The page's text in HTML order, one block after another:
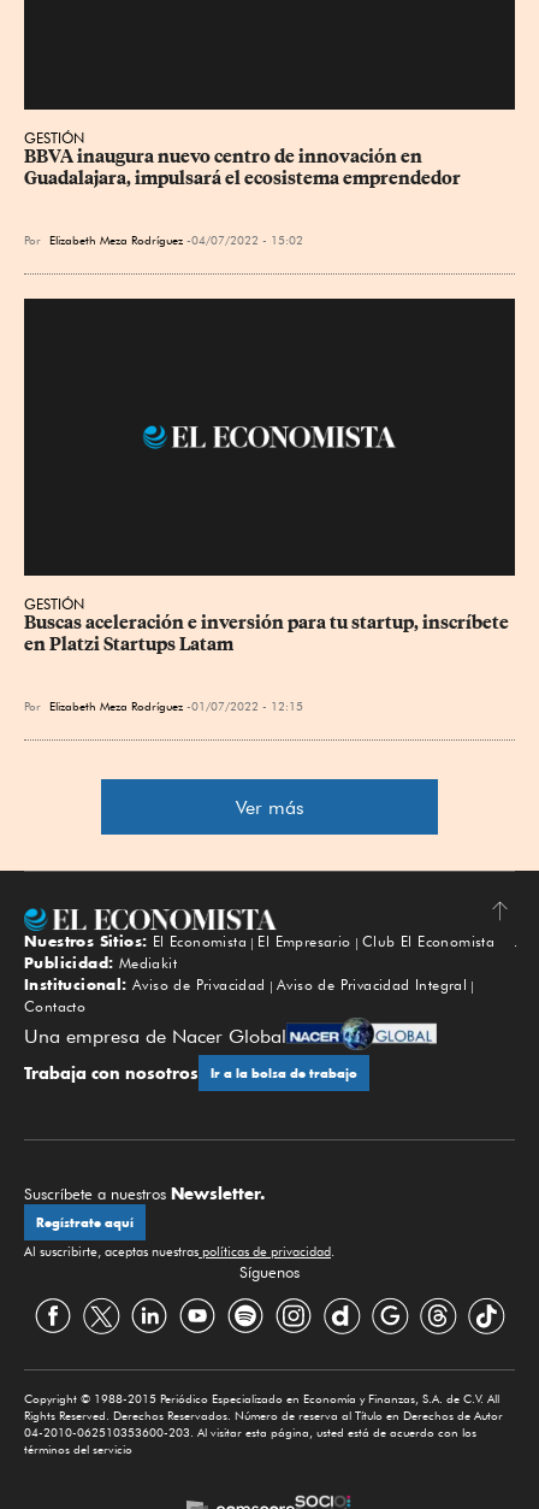
GESTIÓN
BBVA inaugura nuevo centro de innovación en
Guadalajara, impulsará el ecosistema emprendedor
Por Elizabeth Meza Rodríguez 04/07/2022 - 15:02
GESTIÓN
Buscas aceleración e inversión para tu startup, inscríbete
en Platzi Startups Latam
Por Elizabeth Meza Rodríguez 01/07/2022 - 12:15
Ver más
Subir
Nuestros Sitios: El Economista El Empresario
Club El Economista
Publicidad: Mediakit
Institucional: Aviso de Privacidad
Aviso de Privacidad Integral
Contacto
Una empresa de Nacer Global
Trabaja con nosotros Ir a la bolsa de trabajo
Suscríbete a nuestros Newsletter.
Regístrate aquí
Al suscribirte, aceptas nuestras políticas de privacidad.
Síguenos
Copyright © 1988-2015 Periódico Especializado en Economía y Finanzas, S.A. de C.V. All
Rights Reserved. Derechos Reservados. Número de reserva al Título en Derechos de Autor
04-2010-062510353600-203. Al visitar esta página, usted está de acuerdo con los
términos del servicio